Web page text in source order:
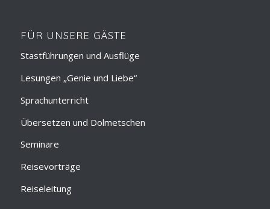
FÜR UNSERE GÄSTE
Stastführungen und Ausflüge
Lesungen „Genie und Liebe“
Sprachunterricht
Übersetzen und Dolmetschen
Seminare
Reisevorträge
Reiseleitung